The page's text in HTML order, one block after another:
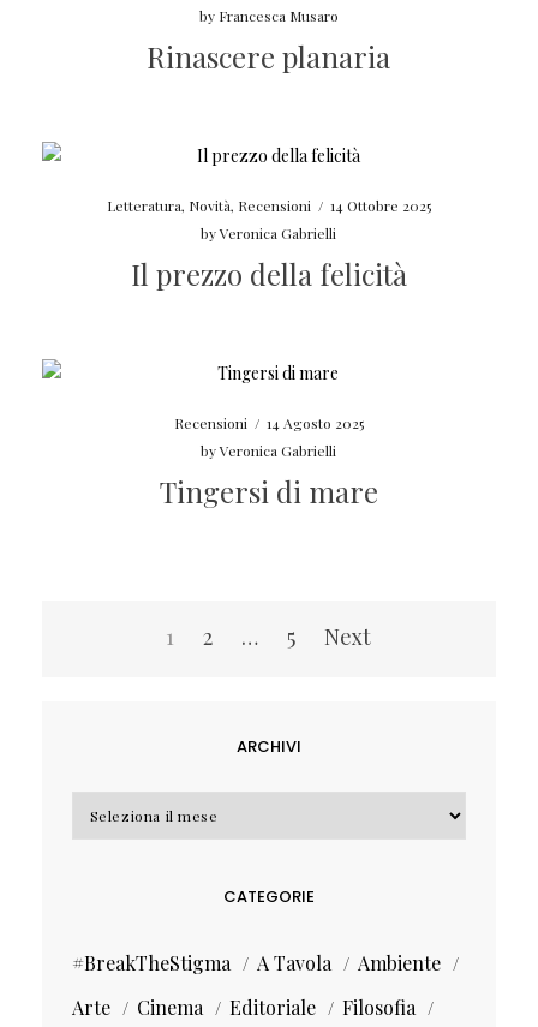
by Francesca Musaro
Rinascere planaria
Letteratura, Novità, Recensioni / 14 Ottobre 2025
byVeronica Gabrielli
Il prezzo della felicità
Recensioni / 14 Agosto 2025
byVeronica Gabrielli
Tingersi di mare
Navigazione
1 2 … 5 Next
ARCHIVI
Archivi
CATEGORIE
#BreakTheStigma A Tavola
Ambiente
Arte
Cinema Editoriale
Filosofia